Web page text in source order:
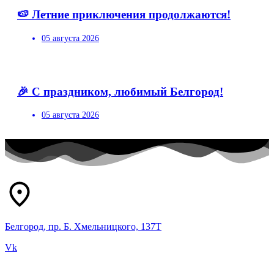
🍉 Летние приключения продолжаются!
05 августа 2026
🎉 С праздником, любимый Белгород!
05 августа 2026
Белгород, пр. Б. Хмельницкого, 137Т
Vk